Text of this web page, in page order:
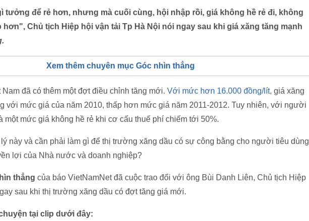
tưởng để rẻ hơn, nhưng mà cuối cùng, hội nhập rồi, giá không hề rẻ đi, không
hơn", Chủ tịch Hiệp hội vận tải Tp Hà Nội nói ngay sau khi giá xăng tăng mạnh
Xem thêm chuyên mục Góc nhìn thẳng
đã có thêm một đợt điều chỉnh tăng mới. Với mức hơn 16.000 đồng/lít, giá xăng
với mức giá của năm 2010, thấp hơn mức giá năm 2011-2012. Tuy nhiên, với người
một mức giá không hề rẻ khi cơ cấu thuế phí chiếm tới 50%.
này và cần phải làm gì để thị trường xăng dầu có sự công bằng cho người tiêu dùng
lợi của Nhà nước và doanh nghiệp?
thẳng của báo VietNamNet đã cuộc trao đổi với ông Bùi Danh Liên, Chủ tịch Hiệp
sau khi thị trường xăng dầu có đợt tăng giá mới.
tại clip dưới đây: